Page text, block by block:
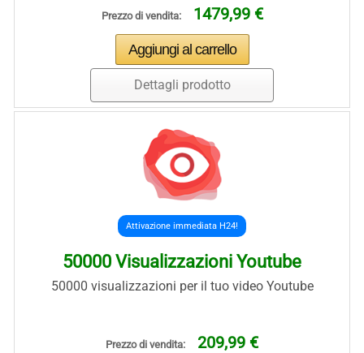
Prezzo di vendita: 1479,99 €
Dettagli prodotto
Attivazione immediata H24!
50000 Visualizzazioni Youtube
50000 visualizzazioni per il tuo video Youtube
Prezzo di vendita: 209,99 €